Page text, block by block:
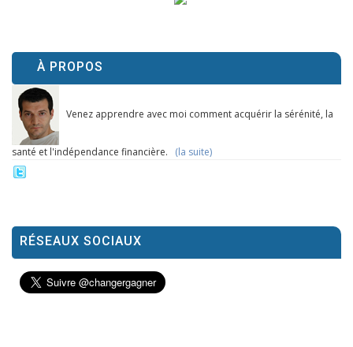
À PROPOS
Venez apprendre avec moi comment acquérir la sérénité, la
santé et l'indépendance financière. (la suite)
RÉSEAUX SOCIAUX